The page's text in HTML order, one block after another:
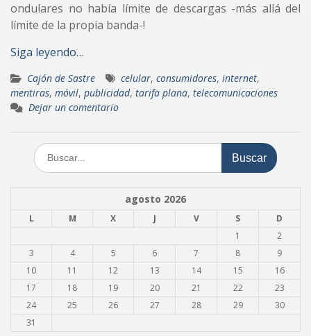
ondulares no había límite de descargas -más allá del
límite de la propia banda-!
Siga leyendo…
Cajón de Sastre celular, consumidores, internet,
mentiras, móvil, publicidad, tarifa plana, telecomunicaciones
Dejar un comentario
Buscar:
agosto 2026
L M X J V S
D
1
2
3
4 5 6 7 8
9
10
11 12 13 14 15
16
17
18 19 20 21 22
23
24
25 26 27 28 29
30
31